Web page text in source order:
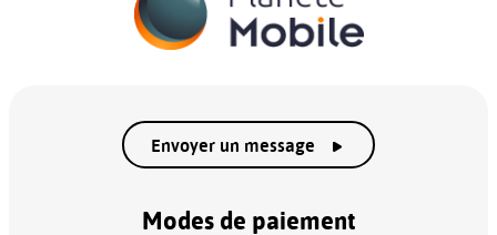
Envoyer un message
Modes de paiement